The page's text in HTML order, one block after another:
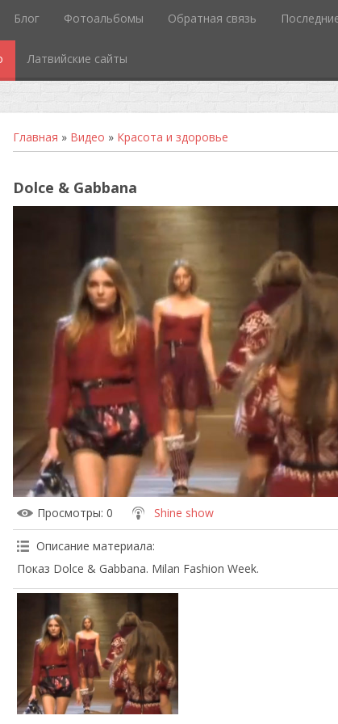
Блог Фотоальбомы Обратная связь
Латвийские сайты
Главная » Видео » Красота и здоровье
Dolce & Gabbana
Просмотры: 0 Shine show
Описание материала:
Показ Dolce & Gabbana. Milan Fashion Week.